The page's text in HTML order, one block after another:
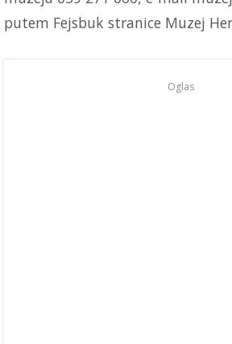
putem Fejsbuk stranice Muzej
Oglas